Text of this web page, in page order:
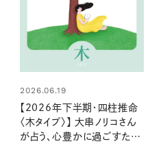
2026.06.19
【2026年下半期・四柱推命
〈木タイプ〉】 大串ノリコさん
が占う、心豊かに過ごすため